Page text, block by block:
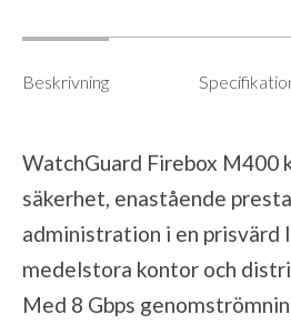
Beskrivning
WatchGuard Firebox M400
säkerhet, enastående
administration i en prisvärd
medelstora kontor och
Med 8 Gbps